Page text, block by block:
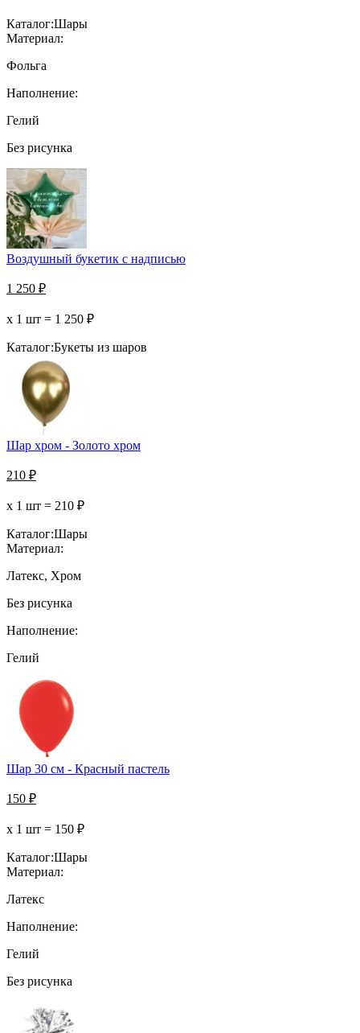
Каталог:Шары
Материал:
Фольга
Наполнение:
Гелий
Без рисунка
Воздушный букетик с надписью
1 250 ₽
х 1 шт = 1 250 ₽
Каталог:Букеты из шаров
Шар хром - Золото хром
210 ₽
х 1 шт = 210 ₽
Каталог:Шары
Материал:
Латекс, Хром
Без рисунка
Наполнение:
Гелий
Шар 30 см - Красный пастель
150 ₽
х 1 шт = 150 ₽
Каталог:Шары
Материал:
Латекс
Наполнение:
Гелий
Без рисунка